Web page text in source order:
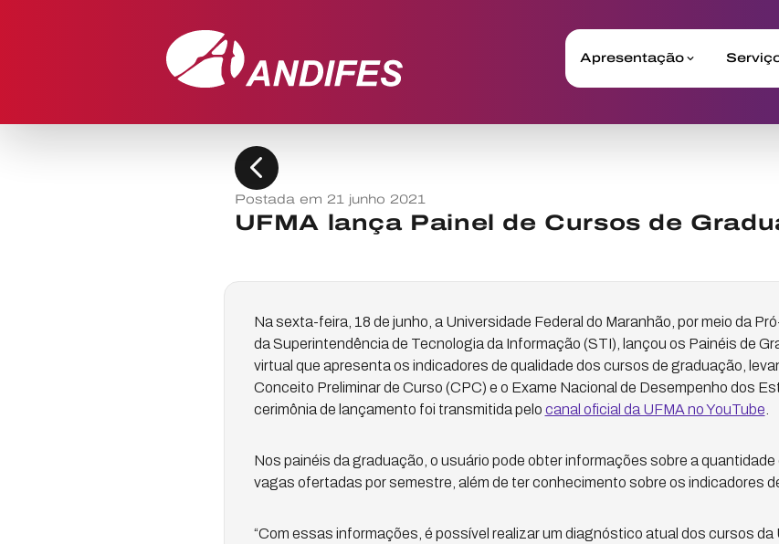
Apresentação
chevron_left
Postada em 21 junho 2021
UFMA lança Painel de Cursos de
Na sexta-feira, 18 de junho, a Universidade Federal do Maranhão, por meio da
da Superintendência de Tecnologia da Informação (STI), lançou os Painéis de
virtual que apresenta os indicadores de qualidade dos cursos de graduação,
Conceito Preliminar de Curso (CPC) e o Exame Nacional de Desempenho dos
cerimônia de lançamento foi transmitida pelo canal oficial da UFMA no YouTube
Nos painéis da graduação, o usuário pode obter informações sobre a
vagas ofertadas por semestre, além de ter conhecimento sobre os indicadores
“Com essas informações, é possível realizar um diagnóstico atual dos cursos da